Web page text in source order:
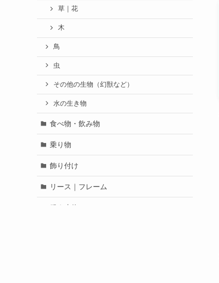
草｜花
木
鳥
虫
その他の生物（幻獣など）
水の生き物
食べ物・飲み物
乗り物
飾り付け
リース｜フレーム
服｜小物